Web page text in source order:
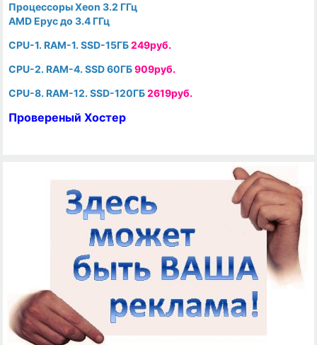
Процессоры Xeon 3.2 ГГц
AMD Epyc до 3.4 ГГц
CPU-1. RAM-1. SSD-15ГБ249руб.
CPU-2. RAM-4. SSD 60ГБ909руб.
CPU-8. RAM-12. SSD-120ГБ2619руб.
Провереный Хостер